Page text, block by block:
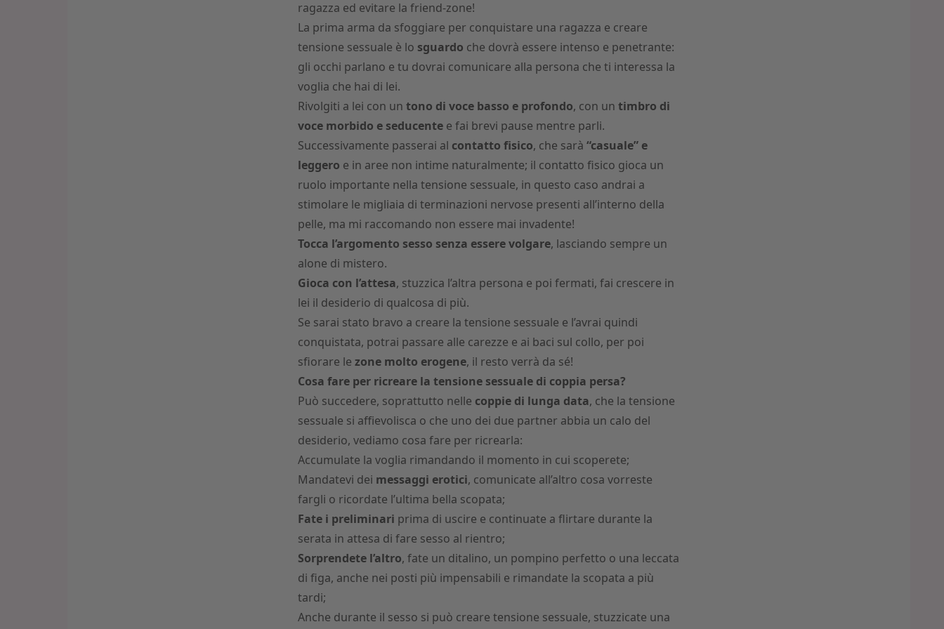
ragazza ed evitare la friend-zone!
La prima arma da sfoggiare per conquistare una ragazza e creare
tensione sessuale è lo sguardo che dovrà essere intenso e penetrante:
gli occhi parlano e tu dovrai comunicare alla persona che ti interessa la
voglia che hai di lei.
Rivolgiti a lei con un tono di voce basso e profondo, con un timbro di
voce morbido e seducentee fai brevi pause mentre parli.
Successivamente passerai al contatto fisico, che sarà “casuale” e
leggero e in aree non intime naturalmente; il contatto fisico gioca un
ruolo importante nella tensione sessuale, in questo caso andrai a
stimolare le migliaia di terminazioni nervose presenti all’interno della
pelle, ma mi raccomando non essere mai invadente!
Tocca l’argomento sesso senza essere volgare, lasciando sempre un
alone di mistero.
Gioca con l’attesa, stuzzica l’altra persona e poi fermati, fai crescere in
lei il desiderio di qualcosa di più.
Se sarai stato bravo a creare la tensione sessuale e l’avrai quindi
conquistata, potrai passare alle carezze e ai baci sul collo, per poi
sfiorare le zone molto erogene, il resto verrà da sé!
Cosa fare per ricreare la tensione sessuale di coppia persa?
Può succedere, soprattutto nelle coppie di lunga data, che la tensione
sessuale si affievolisca o che uno dei due partner abbia un calo del
desiderio, vediamo cosa fare per ricrearla:
Accumulate la voglia rimandando il momento in cui scoperete;
Mandatevi dei messaggi erotici, comunicate all’altro cosa vorreste
fargli o ricordate l’ultima bella scopata;
Fate i preliminari prima di uscire e continuate a flirtare durante la
serata in attesa di fare sesso al rientro;
Sorprendete l’altro, fate un ditalino, un pompino perfetto o una leccata
di figa, anche nei posti più impensabili e rimandate la scopata a più
tardi;
Anche durante il sesso si può creare tensione sessuale, stuzzicate una